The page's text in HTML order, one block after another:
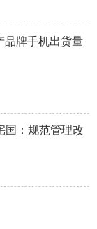
品牌手机出货量
国：规范管理改